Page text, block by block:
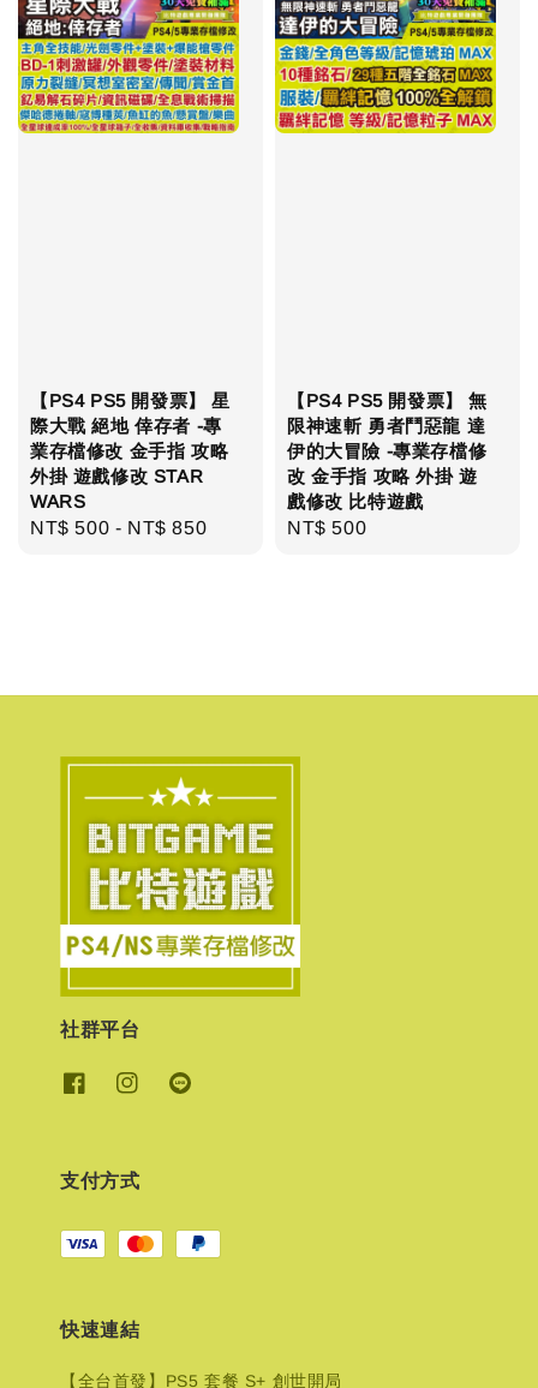
【PS4 PS5 開發票】 星
際大戰 絕地 倖存者 -專
業存檔修改 金手指 攻略
外掛 遊戲修改 STAR
WARS
Regular
NT$ 500 - NT$ 850
【PS4 PS5 開發票】 無
限神速斬 勇者鬥惡龍 達
伊的大冒險 -專業存檔修
改 金手指 攻略 外掛 遊
戲修改 比特遊戲
Regular
NT$ 500
社群平台
支付方式
快速連結
【全台首發】PS5 套餐 S+ 創世開局